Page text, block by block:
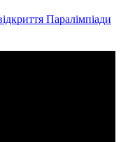
Паралімпіади